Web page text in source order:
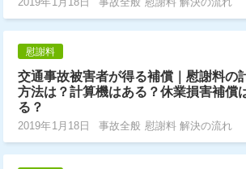
慰謝料
交通事故被害者が得る補償｜慰謝料の
方法は？計算機はある？休業損害補償
る？
2019年1月18日 事故全般 慰謝料 解決の流れ